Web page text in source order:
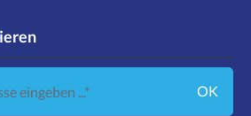
...
OK